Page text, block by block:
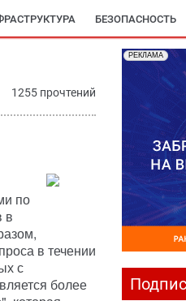
БЕЗОПАСНОСТЬ
1255 прочтений
по
в
в течении
с
более
РЕКЛАМА